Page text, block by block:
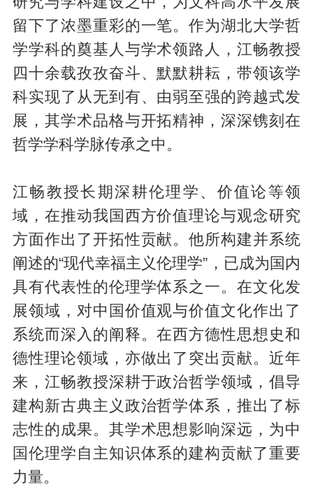
留下了浓墨重彩的一笔。作为湖北大学哲
学学科的奠基人与学术领路人，江畅教授
四十余载孜孜奋斗、默默耕耘，带领该学
科实现了从无到有、由弱至强的跨越式发
展，其学术品格与开拓精神，深深镌刻在
哲学学科学脉传承之中。
江畅教授长期深耕伦理学、价值论等领
域，在推动我国西方价值理论与观念研究
方面作出了开拓性贡献。他所构建并系统
阐述的“现代幸福主义伦理学”，已成为国内
具有代表性的伦理学体系之一。在文化发
展领域，对中国价值观与价值文化作出了
系统而深入的阐释。在西方德性思想史和
德性理论领域，亦做出了突出贡献。近年
来，江畅教授深耕于政治哲学领域，倡导
建构新古典主义政治哲学体系，推出了标
志性的成果。其学术思想影响深远，为中
国伦理学自主知识体系的建构贡献了重要
力量。